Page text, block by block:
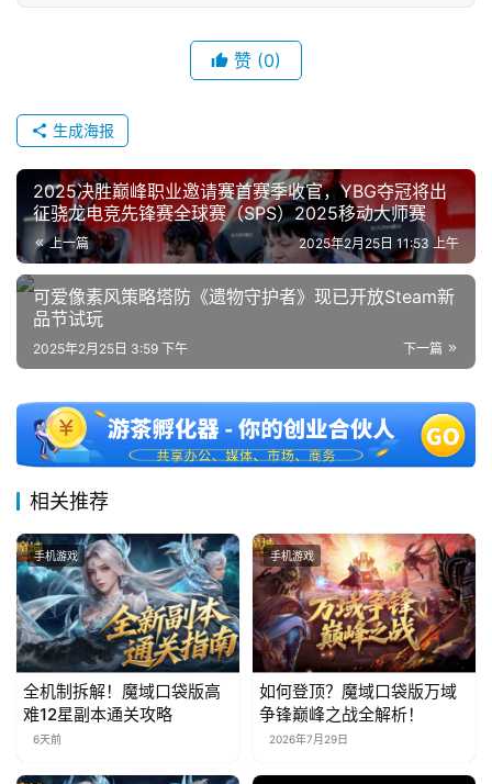
日
对
接
会
上
海
站
中
文
(
中
)
赞 (0)
生成海报
2025决胜巅峰职业邀请赛首赛季收官，YBG夺冠将出
征骁龙电竞先锋赛全球赛（SPS）2025移动大师赛
上一篇 2025年2月25日 11:53 上午
可爱像素风策略塔防《遗物守护者》现已开放Steam新
品节试玩
下一篇
2025年2月25日 3:59 下午
相关推荐
手机游戏
全机制拆解！魔域口袋版高
难12星副本通关攻略
6天前
手机游戏
如何登顶？魔域口袋版万域
争锋巅峰之战全解析！
2026年7月29日